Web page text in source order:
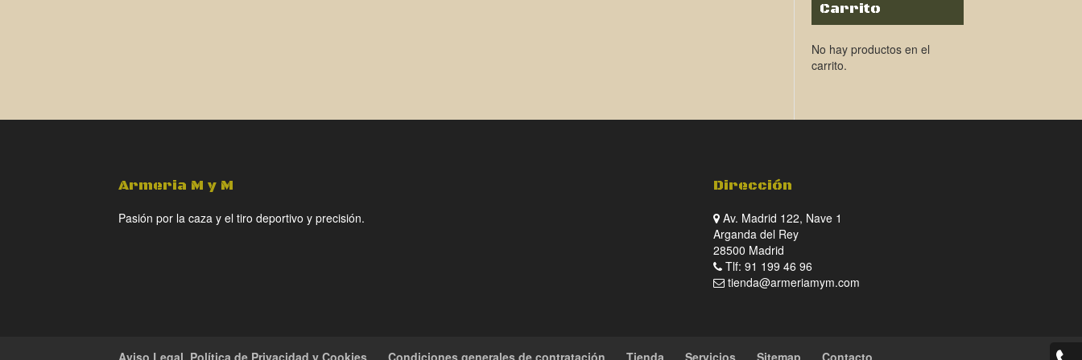
Carrito
No hay productos en el
carrito.
Armeria M y M
Pasión por la caza y el tiro deportivo y precisión.
Dirección
Av. Madrid 122, Nave 1
Arganda del Rey
28500 Madrid
Tlf: 91 199 46 96
tienda@armeriamym.com